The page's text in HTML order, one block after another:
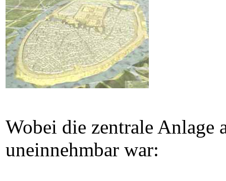
Wobei die zentrale Anlage
uneinnehmbar war: